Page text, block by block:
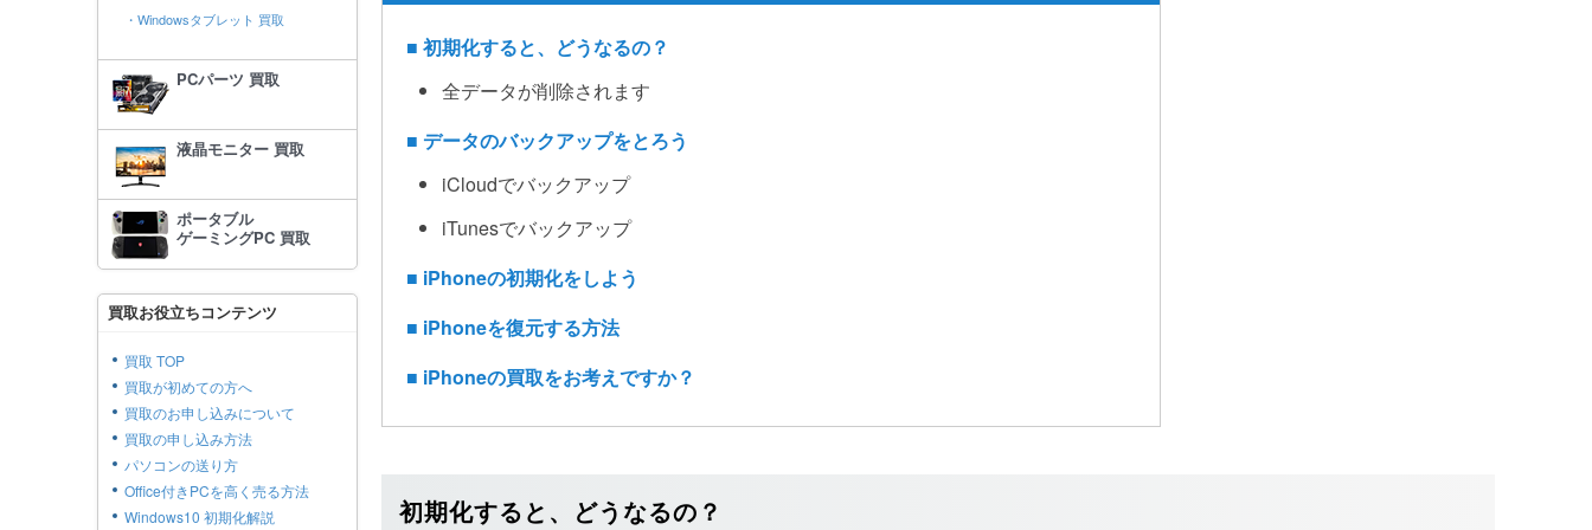
■ 初期化すると、どうなるの？
全データが削除されます
■ データのバックアップをとろう
iCloudでバックアップ
iTunesでバックアップ
■ iPhoneの初期化をしよう
■ iPhoneを復元する方法
■ iPhoneの買取をお考えですか？
初期化すると、どうなるの？
・Windowsタブレット 買取
PCパーツ 買取
液晶モニター 買取
ポータブル
ゲーミングPC 買取
買取お役立ちコンテンツ
買取 TOP
買取が初めての方へ
買取のお申し込みについて
買取の申し込み方法
パソコンの送り方
Office付きPCを高く売る方法
Windows10 初期化解説